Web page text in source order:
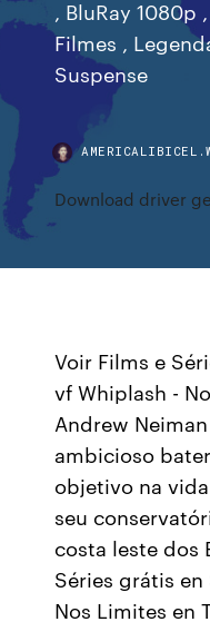
, BluRay 1080p
Filmes ,
Suspense
Download driver
Voir Films e
vf Whiplash -
Andrew
ambicioso
objetivo na
seu
costa leste dos
Séries grátis
Nos Limites en